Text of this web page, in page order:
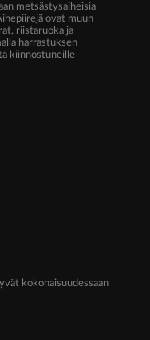
metsästysaiheisia
ovat muun
riistaruoka ja
harrastuksen
kiinnostuneille
kokonaisuudessaan